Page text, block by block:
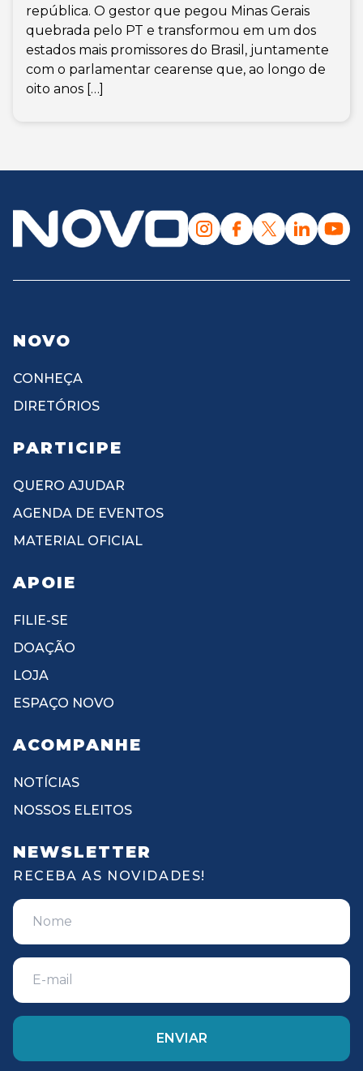
república. O gestor que pegou Minas Gerais
quebrada pelo PT e transformou em um dos
estados mais promissores do Brasil, juntamente
com o parlamentar cearense que, ao longo de
oito anos […]
NOVO
CONHEÇA
DIRETÓRIOS
PARTICIPE
QUERO AJUDAR
AGENDA DE EVENTOS
MATERIAL OFICIAL
APOIE
FILIE-SE
DOAÇÃO
LOJA
ESPAÇO NOVO
ACOMPANHE
NOTÍCIAS
NOSSOS ELEITOS
NEWSLETTER
RECEBA AS NOVIDADES!